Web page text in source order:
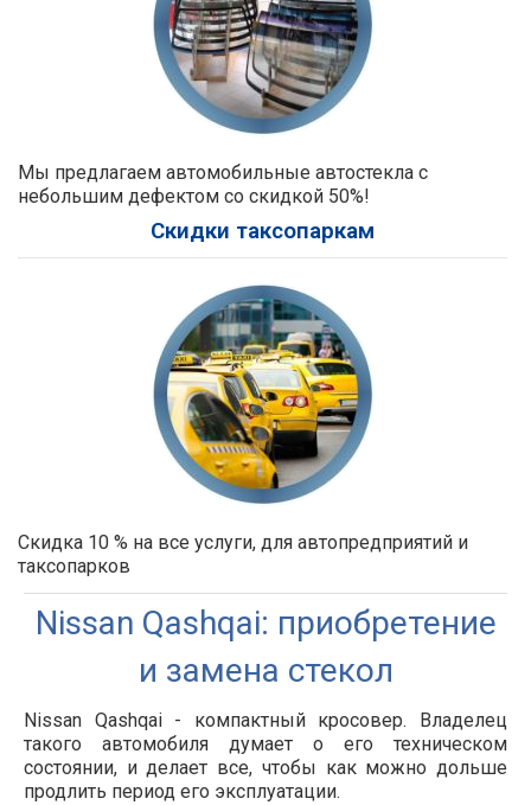
Мы предлагаем автомобильные автостекла с
небольшим дефектом со скидкой 50%!
Скидки таксопаркам
Скидка 10 % на все услуги, для автопредприятий и
таксопарков
Nissan Qashqai: приобретение
и замена стекол
Nissan Qashqai - компактный кросовер. Владелец
такого автомобиля думает о его техническом
состоянии, и делает все, чтобы как можно дольше
продлить период его эксплуатации.